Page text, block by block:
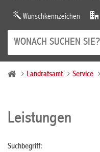
Wunschkennzeichen
Landratsamt Service
Leistungen
Suchbegriff: